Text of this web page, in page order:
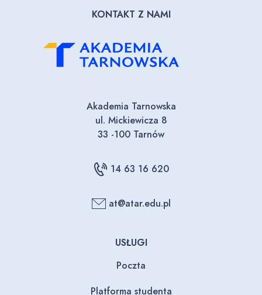
KONTAKT Z NAMI
Akademia Tarnowska
ul. Mickiewicza 8
33 -100 Tarnów
14 63 16 620
at@atar.edu.pl
USŁUGI
Poczta
Platforma studenta